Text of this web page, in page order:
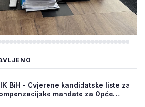
150.000 KM ZA
VODOVODA
BiH - Ovjerene kandidatske liste za
mandate za Opće